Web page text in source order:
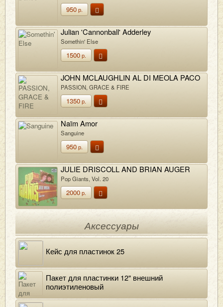
950р.
Julian 'Cannonball' Adderley
Somethin' Else
1500р.
JOHN MCLAUGHLIN AL DI MEOLA PACO
DE LUCIA
PASSION, GRACE & FIRE
1350р.
Naïm Amor
Sanguine
950р.
JULIE DRISCOLL AND BRIAN AUGER
Pop Giants, Vol. 20
2000р.
Аксессуары
Кейс для пластинок 25
Пакет для пластинки 12" внешний
полиэтиленовый